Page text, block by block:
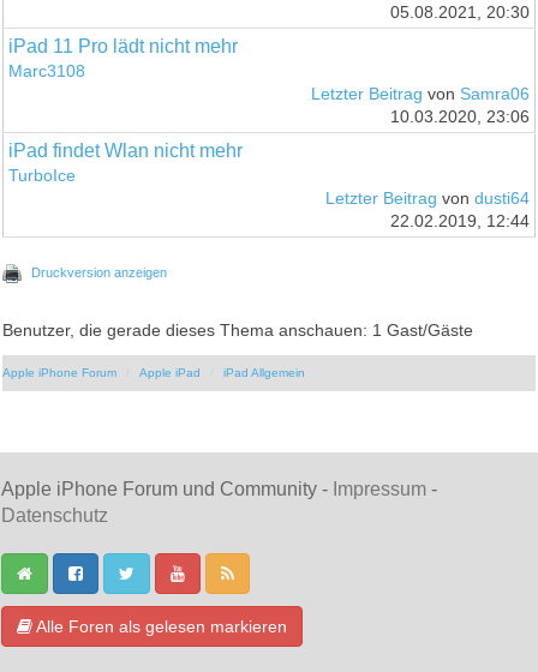
05.08.2021, 20:30
iPad 11 Pro lädt nicht mehr
Marc3108
Letzter Beitrag von Samra06
10.03.2020, 23:06
iPad findet Wlan nicht mehr
TurboIce
Letzter Beitrag von dusti64
22.02.2019, 12:44
Druckversion anzeigen
Benutzer, die gerade dieses Thema anschauen: 1 Gast/Gäste
Apple iPhone Forum Apple iPad iPad Allgemein
Apple iPhone Forum und Community - Impressum -
Datenschutz
Alle Foren als gelesen markieren